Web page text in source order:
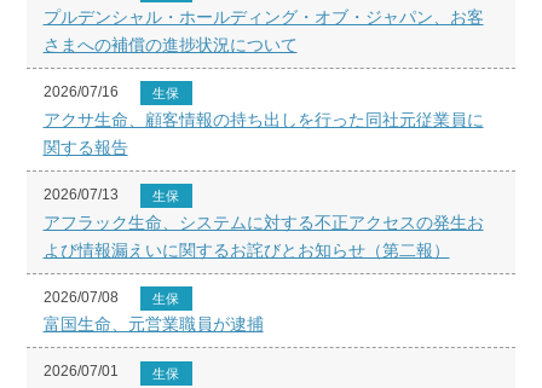
プルデンシャル・ホールディング・オブ・ジャパン、お客
さまへの補償の進捗状況について
2026/07/16 生保
アクサ生命、顧客情報の持ち出しを行った同社元従業員に
関する報告
2026/07/13 生保
アフラック生命、システムに対する不正アクセスの発生お
よび情報漏えいに関するお詫びとお知らせ（第二報）
2026/07/08 生保
富国生命、元営業職員が逮捕
2026/07/01 生保